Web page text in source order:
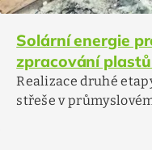
Solární energie
zpracování
Realizace druhé
střeše v